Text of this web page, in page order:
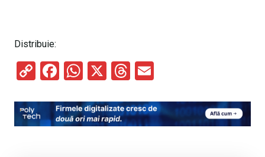
Distribuie:
C
py
Li
F
ce
b
W
at
s
X
T
e
a
ail